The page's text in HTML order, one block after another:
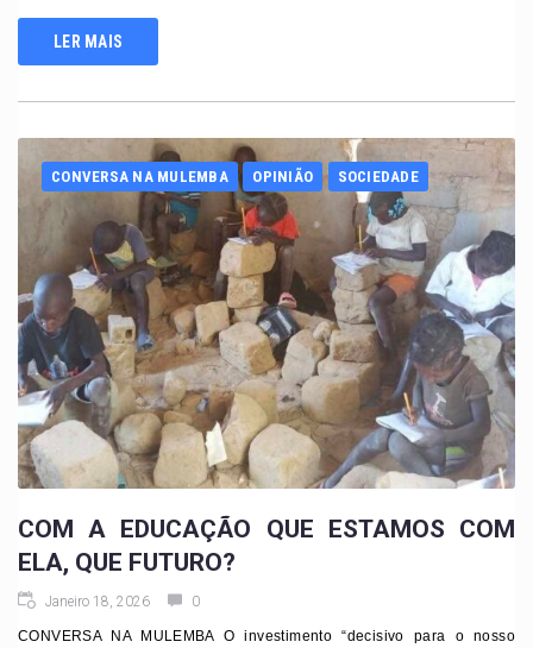
LER MAIS
CONVERSA NA MULEMBA OPINIÃO SOCIEDADE
COM A EDUCAÇÃO QUE ESTAMOS COM
ELA, QUE FUTURO?
Janeiro 18, 2026 0
CONVERSA NA MULEMBA O investimento “decisivo para o nosso